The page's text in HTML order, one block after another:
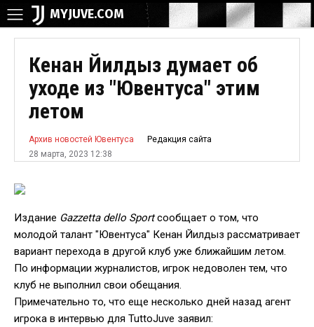
MYJUVE.COM
Кенан Йилдыз думает об
уходе из "Ювентуса" этим
летом
Архив новостей Ювентуса
Редакция сайта
28 марта, 2023 12:38
Издание Gazzetta dello Sportсообщает о том, что
молодой талант "Ювентуса" Кенан Йилдыз рассматривает
вариант перехода в другой клуб уже ближайшим летом.
По информации журналистов, игрок недоволен тем, что
клуб не выполнил свои обещания.
Примечательно то, что еще несколько дней назад агент
игрока в интервью для TuttoJuve заявил: